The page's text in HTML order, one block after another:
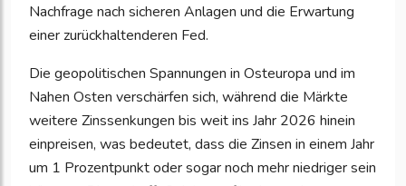
Nachfrage nach sicheren Anlagen und die Erwartung
einer zurückhaltenderen Fed.
Die geopolitischen Spannungen in Osteuropa und im
Nahen Osten verschärfen sich, während die Märkte
weitere Zinssenkungen bis weit ins Jahr 2026 hinein
einpreisen, was bedeutet, dass die Zinsen in einem Jahr
um 1 Prozentpunkt oder sogar noch mehr niedriger sein